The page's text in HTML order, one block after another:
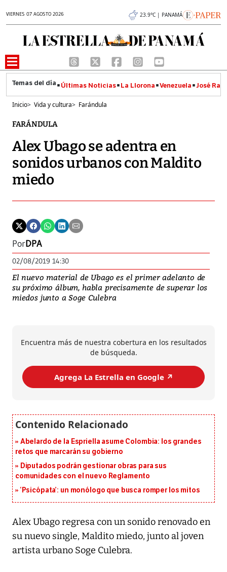
VIERNES 07 AGOSTO 2026 23.9°C | PANAMÁ
Últimas Noticias La Llorona Venezuela José
Inicio> Vida y cultura> Farándula
FARÁNDULA
Alex Ubago se adentra en
sonidos urbanos con Maldito
miedo
PorDPA
02/08/2019 14:30
El nuevo material de Ubago es el primer adelanto de
su próximo álbum, habla precisamente de superar los
miedos junto a Soge Culebra
Encuentra más de nuestra cobertura en los resultados
de búsqueda.
Agrega La Estrella en Google ↗️
Abelardo de la Espriella asume Colombia: los grandes
retos que marcarán su gobierno
Diputados podrán gestionar obras para sus
comunidades con el nuevo Reglamento
‘Psicópata’: un monólogo que busca romper los mitos
Alex Ubago regresa con un sonido renovado en
su nuevo single, Maldito miedo, junto al joven
artista urbano Soge Culebra.